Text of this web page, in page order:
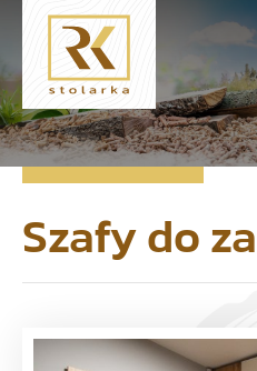
Szafy do